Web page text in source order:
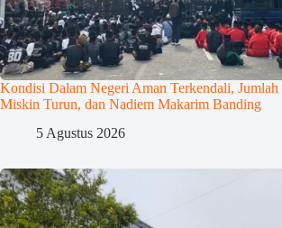
Kondisi Dalam Negeri Aman Terkendali, Jumlah
Miskin Turun, dan Nadiem Makarim Banding
5 Agustus 2026